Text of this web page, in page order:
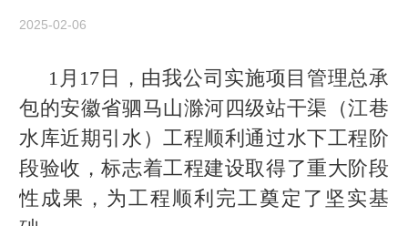
2025-02-06
1月17日，由我公司实施项目管理总承
包的安徽省驷马山滁河四级站干渠（江巷
水库近期引水）工程顺利通过水下工程阶
段验收，标志着工程建设取得了重大阶段
性成果，为工程顺利完工奠定了坚实基